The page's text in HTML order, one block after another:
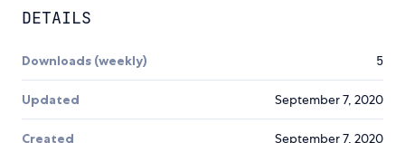
DETAILS
Downloads (weekly) 5
Updated September 7, 2020
Created September 7, 2020